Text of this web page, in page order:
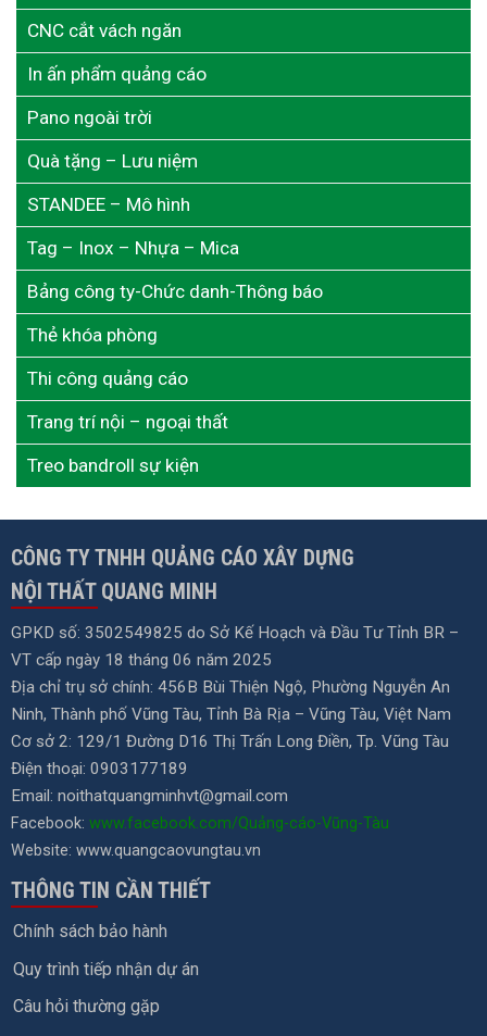
CNC cắt vách ngăn
In ấn phẩm quảng cáo
Pano ngoài trời
Quà tặng – Lưu niệm
STANDEE – Mô hình
Tag – Inox – Nhựa – Mica
Bảng công ty-Chức danh-Thông báo
Thẻ khóa phòng
Thi công quảng cáo
Trang trí nội – ngoại thất
Treo bandroll sự kiện
CÔNG TY TNHH QUẢNG CÁO XÂY DỰNG
NỘI THẤT QUANG MINH
GPKD số: 3502549825 do Sở Kế Hoạch và Đầu Tư Tỉnh BR –
VT cấp ngày 18 tháng 06 năm 2025
Địa chỉ trụ sở chính: 456B Bùi Thiện Ngộ, Phường Nguyễn An
Ninh, Thành phố Vũng Tàu, Tỉnh Bà Rịa – Vũng Tàu, Việt Nam
Cơ sở 2: 129/1 Đường D16 Thị Trấn Long Điền, Tp. Vũng Tàu
Điện thoại: 0903177189
Email: noithatquangminhvt@gmail.com
Facebook: www.facebook.com/Quảng-cáo-Vũng-Tàu
Website: www.quangcaovungtau.vn
THÔNG TIN CẦN THIẾT
Chính sách bảo hành
Quy trình tiếp nhận dự án
Câu hỏi thường gặp